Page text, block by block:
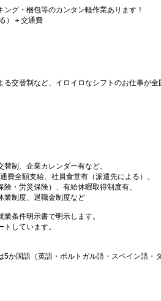
グ・梱包等のカンタン軽作業あります！
）＋交通費
交替制など、イロイロなシフトのお仕事が全
制、企業カレンダー有など。
費全額支給、社員食堂有（派遣先による）、
・労災保険）、有給休暇取得制度有、
業制度、退職金制度など
条件明示書で明示します。
しています。
か国語（英語・ポルトガル語・スペイン語・